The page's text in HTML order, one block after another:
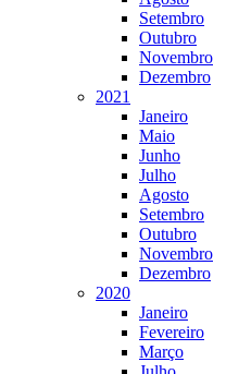
Setembro
Outubro
Novembro
Dezembro
2021
Janeiro
Maio
Junho
Julho
Agosto
Setembro
Outubro
Novembro
Dezembro
2020
Janeiro
Fevereiro
Março